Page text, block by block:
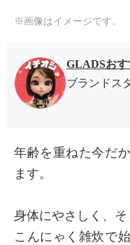
※画像はイメージです。
GLADSおす
ブランドス
年齢を重ねた今だ
ます。
身体にやさしく、そ
こんにゃく雑炊で